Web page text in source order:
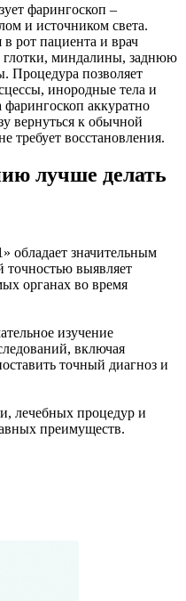
фарингоскоп –
и источником света.
рот пациента и врач
глотки, миндалины, заднюю
Процедура позволяет
инородные тела и
аккуратно
вернуться к обычной
требует восстановления.
лучше делать
значительным
выявляет
органах во время
изучение
включая
точный диагноз и
лечебных процедур и
преимуществ.